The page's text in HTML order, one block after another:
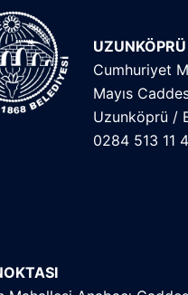
Cumhuriyet
Mayıs
Uzunköprü /
0284 513 11